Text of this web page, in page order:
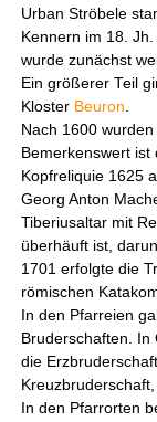
Urban Ströbele
Kennern im 18.
wurde zunächst
Ein größerer Teil
Kloster Beuron.
Nach 1600
Bemerkenswert
Kopfreliquie 1625
Georg Anton
Tiberiusaltar mit
überhäuft ist,
1701 erfolgte die
römischen
In den Pfarreien
Bruderschaften. In
die
In den Pfarrorten